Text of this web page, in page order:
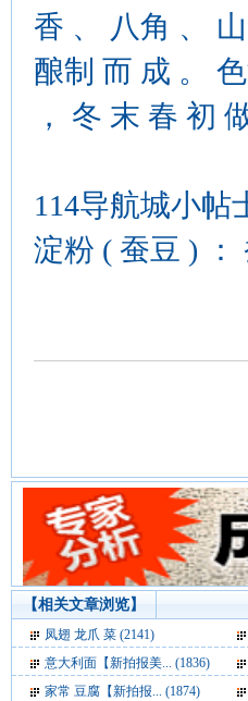
香 、 八角 、
酿制 而 成 。
， 冬 末 春 初
114导航城小帖
淀粉 ( 蚕豆 ) ：
【相关文章浏览】
凤翅 龙爪 菜 (2141)
意大利面【新拍报美... (1836)
家常 豆腐【新拍报... (1874)